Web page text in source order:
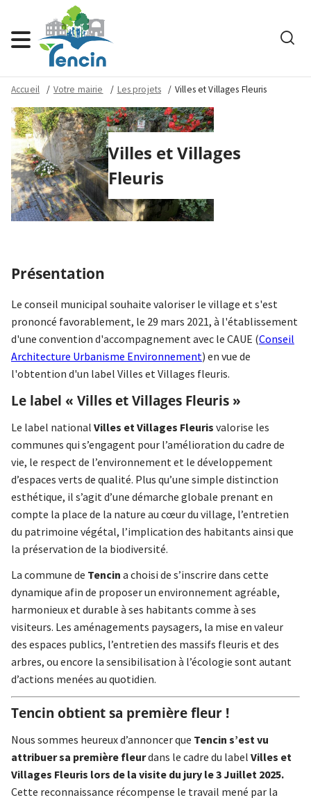
Menu
Accueil Votre mairie Les projets Villes et Villages Fleuris
Villes et Villages
Fleuris
Présentation
Le conseil municipal souhaite valoriser le village et s'est
prononcé favorablement, le 29 mars 2021, à l'établissement
d'une convention d'accompagnement avec le CAUE (Conseil
Architecture Urbanisme Environnement) en vue de
l'obtention d'un label Villes et Villages fleuris.
Le label « Villes et Villages Fleuris »
Le label national Villes et Villages Fleuris valorise les
communes qui s’engagent pour l’amélioration du cadre de
vie, le respect de l’environnement et le développement
d’espaces verts de qualité. Plus qu’une simple distinction
esthétique, il s’agit d’une démarche globale prenant en
compte la place de la nature au cœur du village, l’entretien
du patrimoine végétal, l’implication des habitants ainsi que
la préservation de la biodiversité.
La commune de Tencin a choisi de s’inscrire dans cette
dynamique afin de proposer un environnement agréable,
harmonieux et durable à ses habitants comme à ses
visiteurs. Les aménagements paysagers, la mise en valeur
des espaces publics, l’entretien des massifs fleuris et des
arbres, ou encore la sensibilisation à l’écologie sont autant
d’actions menées au quotidien.
Tencin obtient sa première fleur !
Nous sommes heureux d’annoncer que Tencin s’est vu
attribuer sa première fleurdans le cadre du label Villes et
Villages Fleuris lors de la visite du jury le 3 Juillet 2025.
Cette reconnaissance récompense le travail mené par la